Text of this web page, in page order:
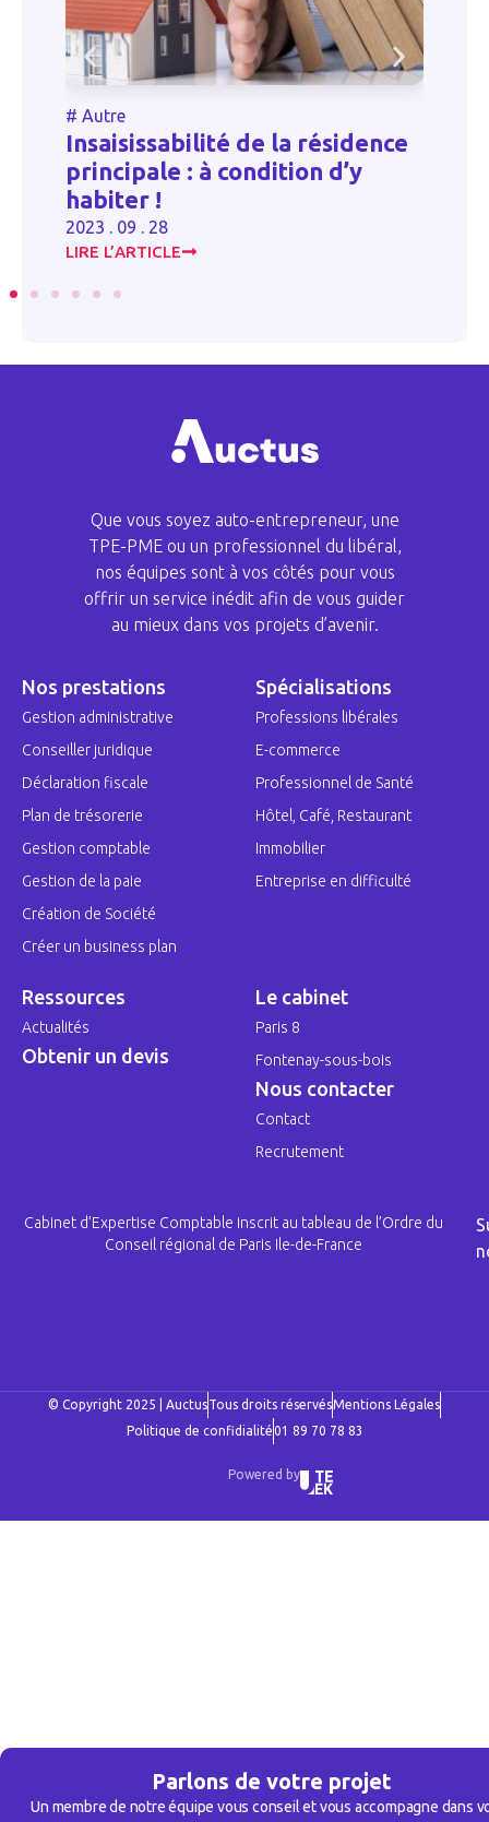
# Autre
Insaisissabilité de la résidence
principale : à condition d’y
habiter !
2023 . 09 . 28
LIRE L’ARTICLE
Parlons de votre projet
Un membre de notre équipe vous conseil et vous accompagne dans
Que vous soyez auto-entrepreneur, une
TPE-PME ou un professionnel du libéral,
nos équipes sont à vos côtés pour vous
offrir un service inédit afin de vous guider
au mieux dans vos projets d’avenir.
Nos prestations
Gestion administrative
Conseiller juridique
Déclaration fiscale
Plan de trésorerie
Gestion comptable
Gestion de la paie
Création de Société
Créer un business plan
Spécialisations
Professions libérales
E-commerce
Professionnel de Santé
Hôtel, Café, Restaurant
Immobilier
Entreprise en difficulté
Ressources
Actualités
Obtenir un devis
Le cabinet
Paris 8
Fontenay-sous-bois
Nous contacter
Contact
Recrutement
Cabinet d’Expertise Comptable inscrit au tableau de l’Ordre du
Conseil régional de Paris Ile-de-France
© Copyright 2025 | AuctusTous droits réservésMentions Légales
Politique de confidialité01 89 70 78 83
Powered by